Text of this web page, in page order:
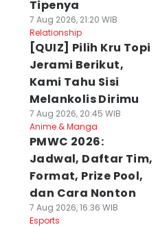
Tipenya
7 Aug 2026, 21:20 WIB
Relationship
[QUIZ] Pilih Kru Topi
Jerami Berikut,
Kami Tahu Sisi
Melankolis Dirimu
7 Aug 2026, 20:45 WIB
Anime & Manga
PMWC 2026:
Jadwal, Daftar Tim,
Format, Prize Pool,
dan Cara Nonton
7 Aug 2026, 16:36 WIB
Esports